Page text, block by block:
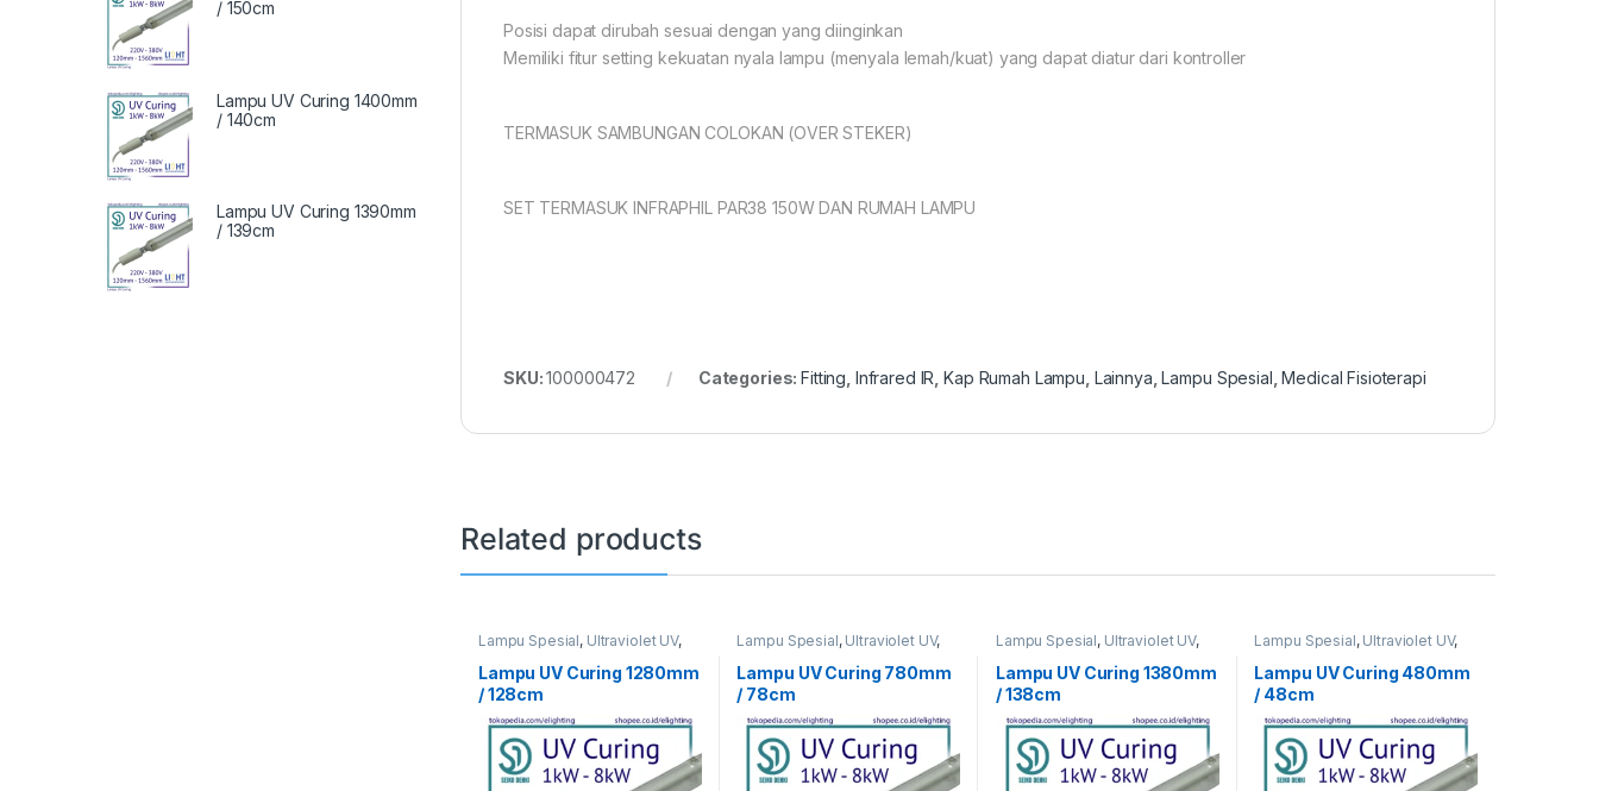
Posisi dapat dirubah sesuai dengan yang diinginkan
Memiliki fitur setting kekuatan nyala lampu (menyala lemah/kuat) yang dapat diatur dari kontroller
TERMASUK SAMBUNGAN COLOKAN (OVER STEKER)
SET TERMASUK INFRAPHIL PAR38 150W DAN RUMAH LAMPU
SKU:100000472 Categories:Fitting Infrared IR ,Kap Rumah Lampu Lainnya ,Lampu Spesial ,Medical Fisioterapi
Related products
Lampu Spesial, Ultraviolet UV,
UV Curing
Lampu UV Curing 1280mm
/ 128cm
Lampu Spesial, Ultraviolet UV,
UV Curing
Lampu UV Curing 780mm
/ 78cm
Lampu Spesial, Ultraviolet UV,
UV Curing
Lampu UV Curing 1380mm
/ 138cm
Lampu Spesial, Ultraviolet UV,
UV Curing
Lampu UV Curing 480mm
/ 48cm
/ 150cm
Lampu UV Curing 1400mm
/ 140cm
Lampu UV Curing 1390mm
/ 139cm